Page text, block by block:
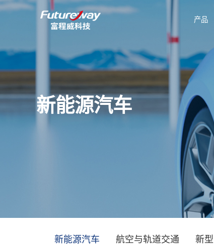
产品
新能源汽车
技术数据表
公司介绍
新能源汽车
新能源汽车 航空与轨道交通 新